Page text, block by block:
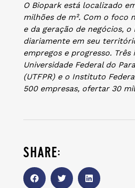
O Biopark está localizado
milhões de m². Com o foco
e da geração de negócios,
diariamente em seu
empregos e progresso.
Universidade Federal do
(UTFPR) e o Instituto
500 empresas, ofertar 30
share: